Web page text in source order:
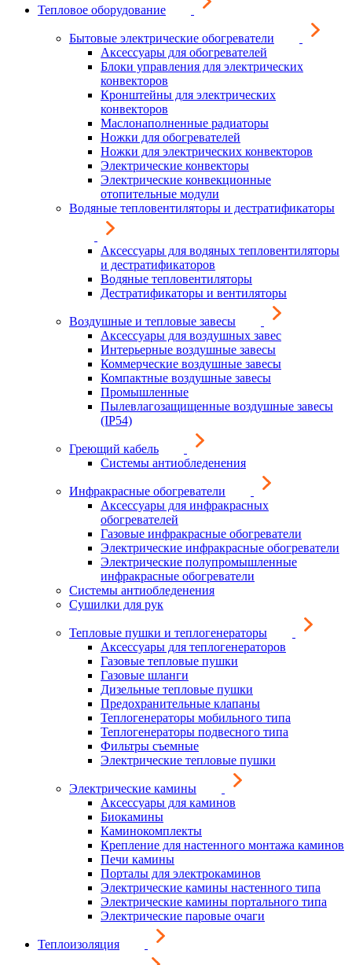
Тепловое оборудование
Бытовые электрические обогреватели
Аксессуары для обогревателей
Блоки управления для электрических
конвекторов
Кронштейны для электрических
конвекторов
Маслонаполненные радиаторы
Ножки для обогревателей
Ножки для электрических конвекторов
Электрические конвекторы
Электрические конвекционные
отопительные модули
Водяные тепловентиляторы и дестратификаторы
Аксессуары для водяных тепловентиляторы
и дестратификаторов
Водяные тепловентиляторы
Дестратификаторы и вентиляторы
Воздушные и тепловые завесы
Аксессуары для воздушных завес
Интерьерные воздушные завесы
Коммерческие воздушные завесы
Компактные воздушные завесы
Промышленные
Пылевлагозащищенные воздушные завесы
(IP54)
Греющий кабель
Системы антиобледенения
Инфракрасные обогреватели
Аксессуары для инфракрасных
обогревателей
Газовые инфракрасные обогреватели
Электрические инфракрасные обогреватели
Электрические полупромышленные
инфракрасные обогреватели
Системы антиобледенения
Сушилки для рук
Тепловые пушки и теплогенераторы
Аксессуары для теплогенераторов
Газовые тепловые пушки
Газовые шланги
Дизельные тепловые пушки
Предохранительные клапаны
Теплогенераторы мобильного типа
Теплогенераторы подвесного типа
Фильтры съемные
Электрические тепловые пушки
Электрические камины
Аксессуары для каминов
Биокамины
Каминокомплекты
Крепление для настенного монтажа каминов
Печи камины
Порталы для электрокаминов
Электрические камины настенного типа
Электрические камины портального типа
Электрические паровые очаги
Теплоизоляция